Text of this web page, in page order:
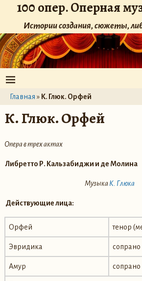
100 опер. Оперная
Истории создания, сюжеты,
Главная » К. Глюк. Орфей
К. Глюк. Орфей
Опера в трех актах
Либретто Р. Кальзабиджи и де Молина
МузыкаК. Глюка
Действующие лица:
Орфей тенор
Эвридика сопрано
Амур сопрано